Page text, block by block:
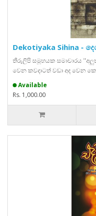
Dekotiyaka Sihina -
තීරුලිපි සමූහයක සමාචාරය
වෙන කවදාටත් වඩා අද වෙන
Available
Rs. 1,000.00